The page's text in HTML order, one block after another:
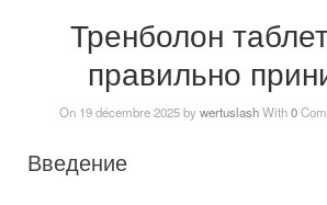
Тренболон
правильно
On 19 décembre 2025 bywertuslashWith0
Введение